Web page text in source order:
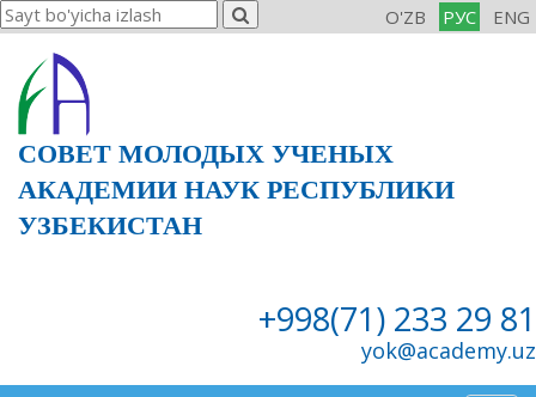
O'ZB РУС ENG
СОВЕТ МОЛОДЫХ УЧЕНЫХ
АКАДЕМИИ НАУК РЕСПУБЛИКИ
УЗБЕКИСТАН
+998(71) 233 29 81
yok@academy.uz